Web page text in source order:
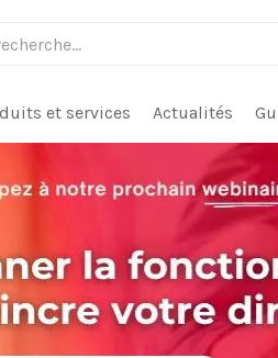
et services Actualités